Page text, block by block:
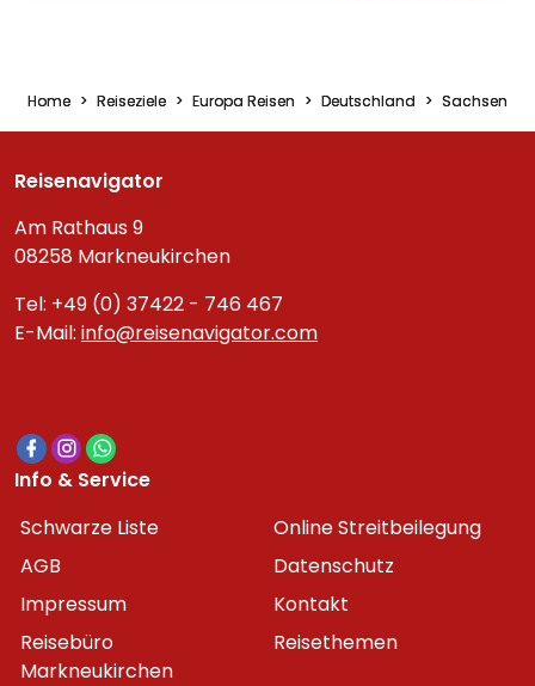
Home Reiseziele Europa Reisen Deutschland Sachsen
Reisenavigator
Am Rathaus 9
08258 Markneukirchen
Tel: +49 (0) 37422 - 746 467
E-Mail: info@reisenavigator.com
Info & Service
Schwarze Liste
Online Streitbeilegung
AGB
Datenschutz
Impressum
Kontakt
Reisebüro
Markneukirchen
Reisethemen